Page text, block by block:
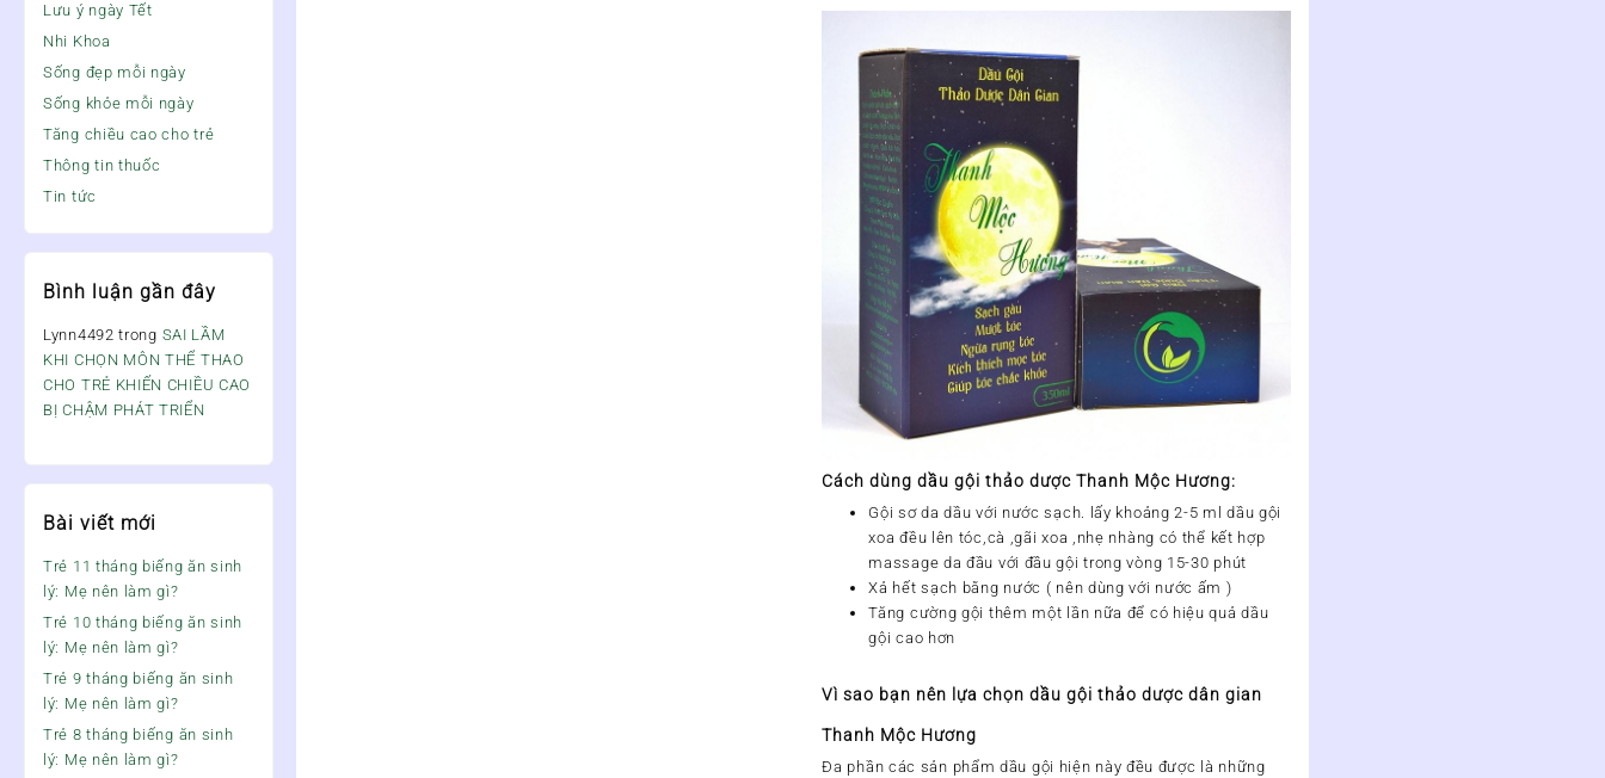
Lưu ý ngày Tết
Nhi Khoa
Sống đẹp mỗi ngày
Sống khỏe mỗi ngày
Tăng chiều cao cho trẻ
Thông tin thuốc
Tin tức
Bình luận gần đây
Lynn4492 trong SAI LẦM
KHI CHỌN MÔN THỂ THAO
CHO TRẺ KHIẾN CHIỀU CAO
BỊ CHẬM PHÁT TRIỂN
Bài viết mới
Trẻ 11 tháng biếng ăn sinh
lý: Mẹ nên làm gì?
Trẻ 10 tháng biếng ăn sinh
lý: Mẹ nên làm gì?
Trẻ 9 tháng biếng ăn sinh
lý: Mẹ nên làm gì?
Trẻ 8 tháng biếng ăn sinh
lý: Mẹ nên làm gì?
Cách dùng dầu gội thảo dược Thanh Mộc Hương:
Gội sơ da dầu với nước sạch. lấy khoảng 2-5 ml dầu gội
xoa đều lên tóc,cà ,gãi xoa ,nhẹ nhàng có thể kết hợp
massage da đầu với đầu gội trong vòng 15-30 phút
Xả hết sạch bằng nước ( nên dùng với nước ấm )
Tăng cường gội thêm một lần nữa để có hiệu quả dầu
gội cao hơn
Vì sao bạn nên lựa chọn dầu gội thảo dược dân gian
Thanh Mộc Hương
Đa phần các sản phẩm dầu gội hiện này đều được là những